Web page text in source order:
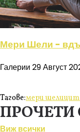
Мери Шели -
Галерии 29 Август
Тагове:мери шели
Виж всички